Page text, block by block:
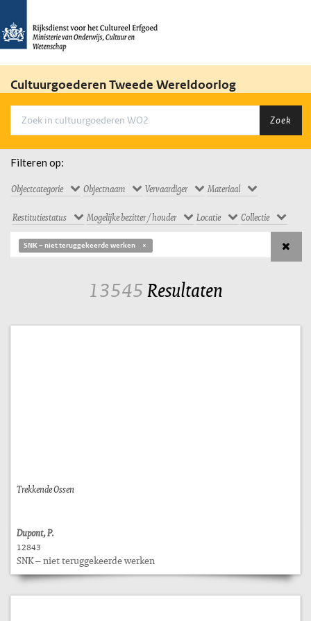
Cultuurgoederen Tweede Wereldoorlog
Zoek
Filteren op:
Objectcategorie Objectnaam Vervaardiger Materiaal
Restitutiestatus Mogelijke bezitter / houder Locatie Collectie
SNK – niet teruggekeerde werken
13545Resultaten
Trekkende Ossen
Dupont, P.
12843
SNK – niet teruggekeerde werken